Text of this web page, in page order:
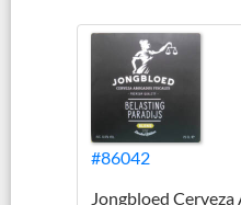
#86042
Jongbloed